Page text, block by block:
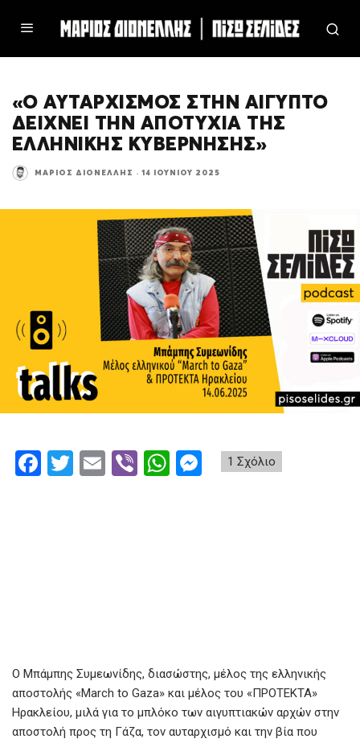
«Ο ΑΥΤΑΡΧΙΣΜΟΣ ΣΤΗΝ ΑΙΓΥΠΤΟ
ΔΕΙΧΝΕΙ ΤΗΝ ΑΠΟΤΥΧΙΑ ΤΗΣ
ΕΛΛΗΝΙΚΗΣ ΚΥΒΕΡΝΗΣΗΣ»
ΜΆΡΙΟΣ ΔΙΟΝΈΛΛΗΣ · 14 ΙΟΥΝΊΟΥ 2025
1 Σχόλιο
F
T
E
Vi
W
Ο Μπάμπης Συμεωνίδης, διασώστης, μέλος της ελληνικής
αποστολής «March to Gaza» και μέλος του «ΠΡΟΤΕΚΤΑ»
Ηρακλείου, μιλά για το μπλόκο των αιγυπτιακών αρχών στην
αποστολή προς τη Γάζα, τον αυταρχισμό και την βία που